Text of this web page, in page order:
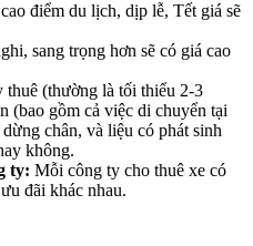
điểm du lịch, dịp lễ, Tết giá sẽ
sang trọng hơn sẽ có giá cao
thuê (thường là tối thiểu 2-3
(bao gồm cả việc di chuyển tại
chân, và liệu có phát sinh
không.
ty: Mỗi công ty cho thuê xe có
đãi khác nhau.